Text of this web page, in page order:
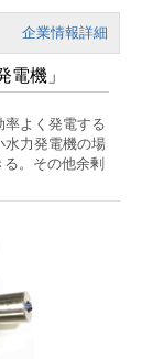
企業情報詳細
機」
率よく発電する
水力発電機の場
。その他余剰